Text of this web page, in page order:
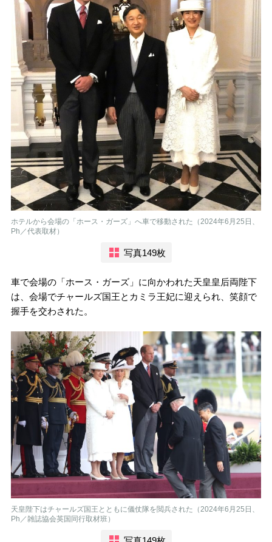
ホテルから会場の「ホース・ガーズ」へ車で移動された（2024年6月25日、
Ph／代表取材）
写真149枚
車で会場の「ホース・ガーズ」に向かわれた天皇皇后両陛下
は、会場でチャールズ国王とカミラ王妃に迎えられ、笑顔で
握手を交わされた。
天皇陛下はチャールズ国王とともに儀仗隊を閲兵された（2024年6月25日、
Ph／雑誌協会英国同行取材班）